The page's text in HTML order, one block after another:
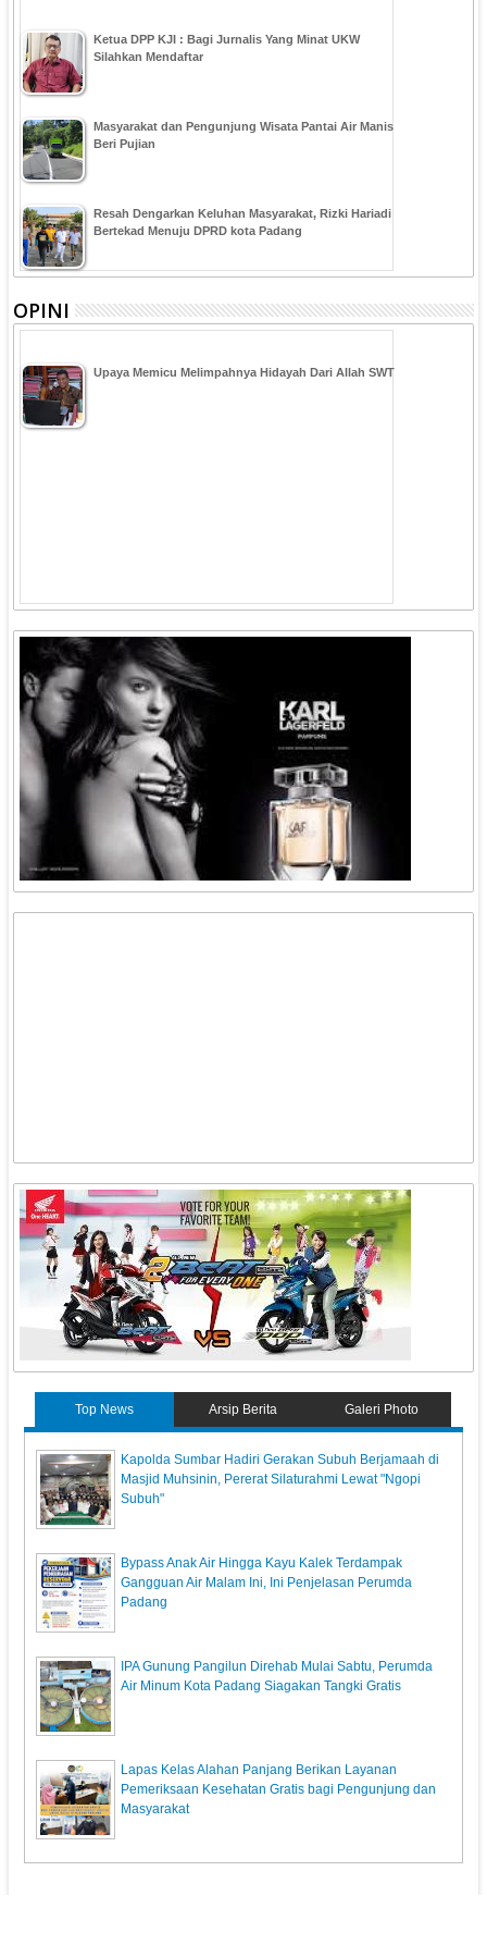
Ketua DPP KJI : Bagi Jurnalis Yang Minat UKW
Silahkan Mendaftar
Masyarakat dan Pengunjung Wisata Pantai Air Manis
Beri Pujian
Resah Dengarkan Keluhan Masyarakat, Rizki Hariadi
Bertekad Menuju DPRD kota Padang
OPINI
Upaya Memicu Melimpahnya Hidayah Dari Allah SWT
Top News Arsip Berita Galeri Photo
Kapolda Sumbar Hadiri Gerakan Subuh Berjamaah di
Masjid Muhsinin, Pererat Silaturahmi Lewat "Ngopi
Subuh"
Bypass Anak Air Hingga Kayu Kalek Terdampak
Gangguan Air Malam Ini, Ini Penjelasan Perumda
Padang
IPA Gunung Pangilun Direhab Mulai Sabtu, Perumda
Air Minum Kota Padang Siagakan Tangki Gratis
Lapas Kelas Alahan Panjang Berikan Layanan
Pemeriksaan Kesehatan Gratis bagi Pengunjung dan
Masyarakat